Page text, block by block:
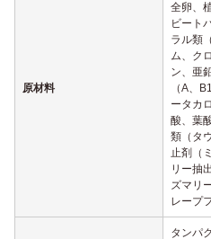
原材料
全卵、
ビート
ラル類
ム、ク
ン、亜
（A、
ータカ
酸、葉
類（タ
止剤（
リー抽
ズマリ
レープ
タンパ